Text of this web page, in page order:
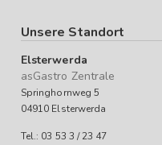
Unsere Standort
Elsterwerda
asGastro Zentrale
Springhornweg 5
04910 Elsterwerda
Tel.: 03 53 3 / 23 47